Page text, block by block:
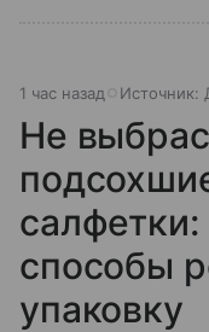
1 час назад Источник:
Не
способы
упаковку